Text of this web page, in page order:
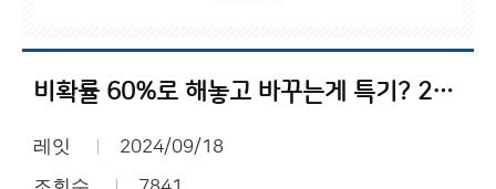
비확률 60%로 해놓고 바꾸는게 특기? 2시간뒤날씨도 못맞추네
레잇 2024/09/18